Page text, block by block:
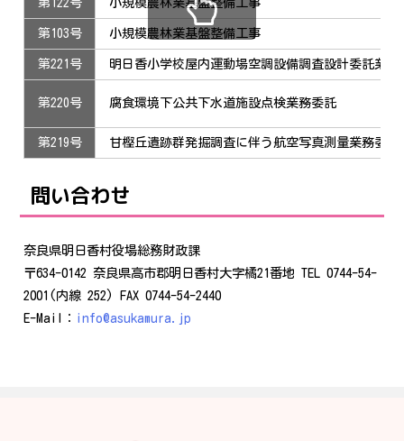
第122号 小規模農林業基盤整備工事
第103号 小規模農林業基盤整備工事
第221号 明日香小学校屋内運動場空調設備調査設計委託業務
第220号 腐食環境下公共下水道施設点検業務委託
第219号 甘樫丘遺跡群発掘調査に伴う航空写真測量業務委託
問い合わせ
奈良県明日香村役場総務財政課
〒634-0142 奈良県高市郡明日香村大字橘21番地 TEL 0744-54-
2001(内線 252) FAX 0744-54-2440
E-Mail： info@asukamura.jp